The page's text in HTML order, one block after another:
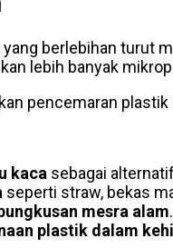
berlebihan
lebih banyak
pencemaran
kaca sebagai
seperti straw, bekas
mesra alam.
plastik dalam